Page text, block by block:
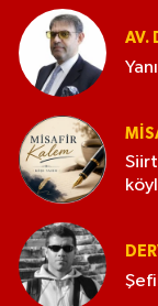
AV.